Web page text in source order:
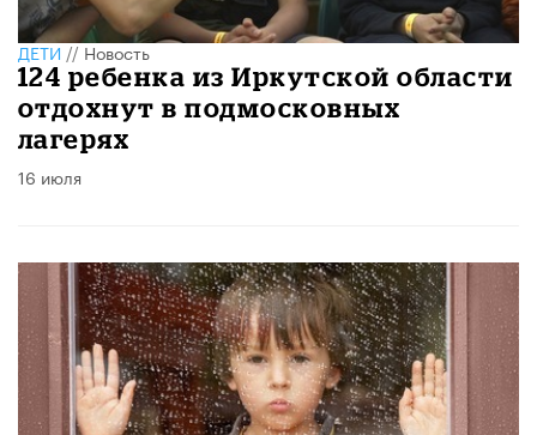
ДЕТИ//Новость
124 ребенка из Иркутской области
отдохнут в подмосковных
лагерях
16 июля